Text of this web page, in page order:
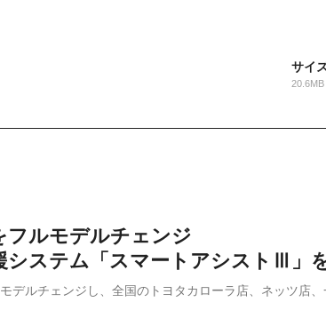
サイ
20.6MB
フルモデルチェンジ
システム「スマートアシストⅢ」
デルチェンジし、全国のトヨタカローラ店、ネッツ店